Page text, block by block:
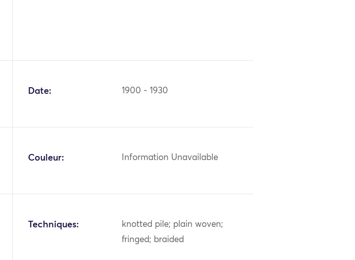
Date: 1900 - 1930
Couleur: Information Unavailable
Techniques:
knotted pile; plain woven;
fringed; braided